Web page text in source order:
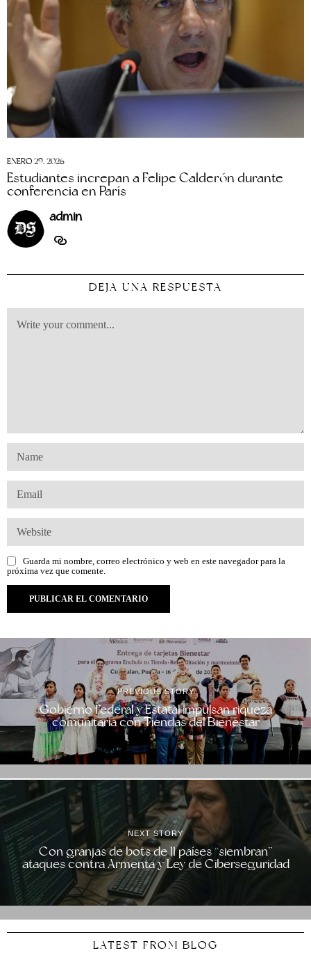
ENERO 29, 2026
Estudiantes increpan a Felipe Calderón durante
conferencia en París
admin
DEJA UNA RESPUESTA
Guarda mi nombre, correo electrónico y web en este navegador para la
próxima vez que comente.
PREVIOUS STORY
Gobierno Federal y Estatal impulsan riqueza
comunitaria con Tiendas del Bienestar
NEXT STORY
Con granjas de bots de 11 países “siembran”
ataques contra Armenta y Ley de Ciberseguridad
LATEST FROM BLOG